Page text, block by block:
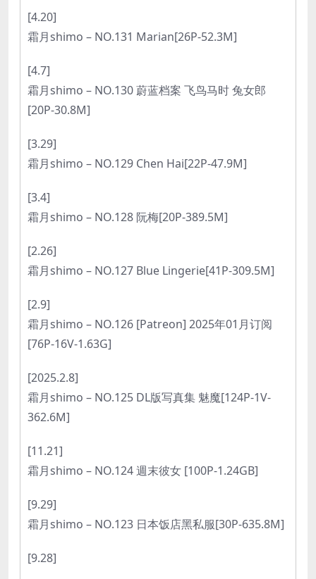
[4.20]
霜月shimo – NO.131 Marian[26P-52.3M]
[4.7]
霜月shimo – NO.130 蔚蓝档案 飞鸟马时 兔女郎
[20P-30.8M]
[3.29]
霜月shimo – NO.129 Chen Hai[22P-47.9M]
[3.4]
霜月shimo – NO.128 阮梅[20P-389.5M]
[2.26]
霜月shimo – NO.127 Blue Lingerie[41P-309.5M]
[2.9]
霜月shimo – NO.126 [Patreon] 2025年01月订阅
[76P-16V-1.63G]
[2025.2.8]
霜月shimo – NO.125 DL版写真集 魅魔[124P-1V-
362.6M]
[11.21]
霜月shimo – NO.124 週末彼女 [100P-1.24GB]
[9.29]
霜月shimo – NO.123 日本饭店黑私服[30P-635.8M]
[9.28]